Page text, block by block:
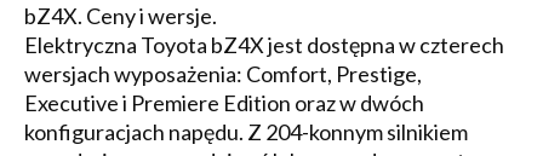
bZ4X. Ceny i wersje.
Elektryczna Toyota bZ4X jest dostępna w czterech
wersjach wyposażenia: Comfort, Prestige,
Executive i Premiere Edition oraz w dwóch
konfiguracjach napędu. Z 204-konnym silnikiem